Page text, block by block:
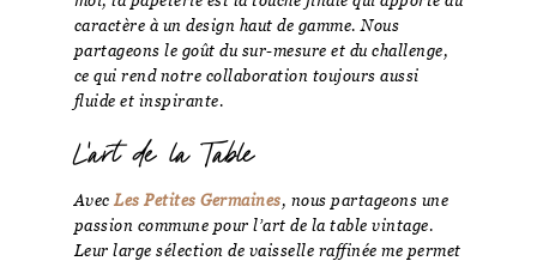
caractère à un design haut de gamme. Nous
partageons le goût du sur-mesure et du challenge,
ce qui rend notre collaboration toujours aussi
fluide et inspirante.
L’art de la Table
Avec Les Petites Germaines, nous partageons une
passion commune pour l’art de la table vintage.
Leur large sélection de vaisselle raffinée me permet